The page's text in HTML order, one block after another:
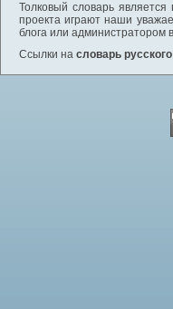
Толковый словарь
проекта играют наши
блога или администратором
Ссылки на словарь